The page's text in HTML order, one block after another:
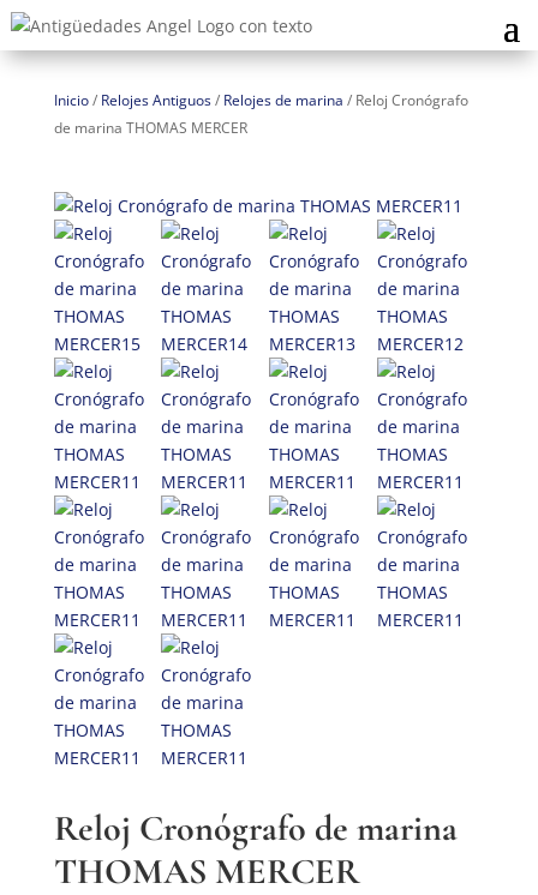
Inicio/ Relojes Antiguos/ Relojes de marina / Reloj Cronógrafo
de marina THOMAS MERCER
Reloj Cronógrafo de marina
THOMAS MERCER